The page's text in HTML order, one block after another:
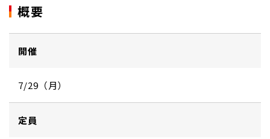
概要
開催
7/29（月）
定員